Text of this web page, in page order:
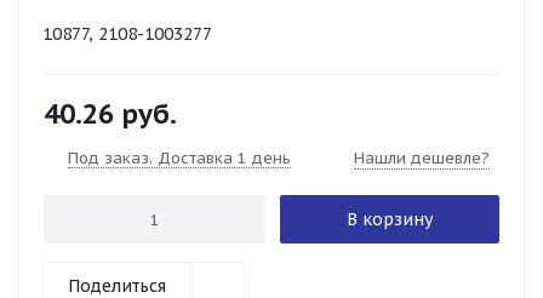
10877, 2108-1003277
40.26 руб.
Под заказ. Доставка 1 день Нашли дешевле?
В корзину
Поделиться